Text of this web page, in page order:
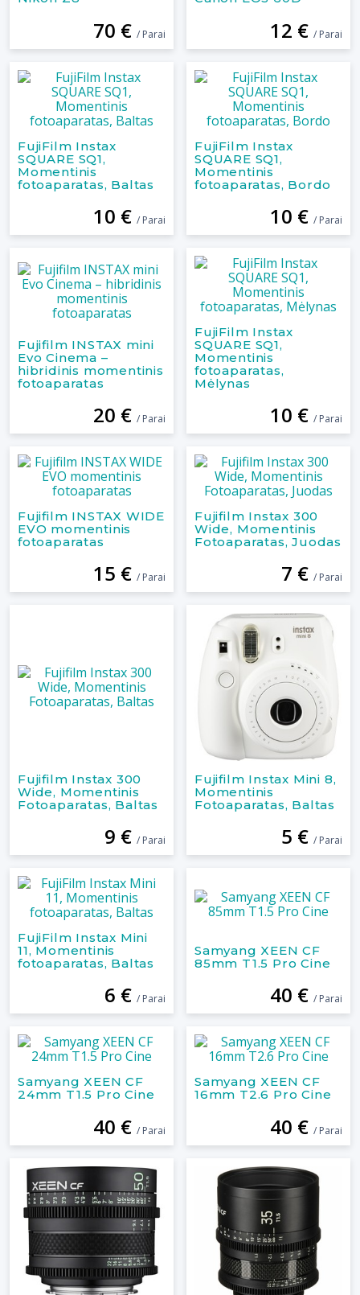
70 € / Parai 12 € / Parai
FujiFilm Instax
SQUARE SQ1,
Momentinis
fotoaparatas, Baltas
10 € / Parai
FujiFilm Instax
SQUARE SQ1,
Momentinis
fotoaparatas, Bordo
10 € / Parai
Fujifilm INSTAX mini
Evo Cinema –
hibridinis momentinis
fotoaparatas
20 € / Parai
FujiFilm Instax
SQUARE SQ1,
Momentinis
fotoaparatas,
Mėlynas
10 € / Parai
Fujifilm INSTAX WIDE
EVO momentinis
fotoaparatas
15 € / Parai
Fujifilm Instax 300
Wide, Momentinis
Fotoaparatas, Juodas
7 € / Parai
Fujifilm Instax 300
Wide, Momentinis
Fotoaparatas, Baltas
9 € / Parai
Fujifilm Instax Mini 8,
Momentinis
Fotoaparatas, Baltas
5 € / Parai
FujiFilm Instax Mini
11, Momentinis
fotoaparatas, Baltas
6 € / Parai
Samyang XEEN CF
85mm T1.5 Pro Cine
40 € / Parai
Samyang XEEN CF
24mm T1.5 Pro Cine
40 € / Parai
Samyang XEEN CF
16mm T2.6 Pro Cine
40 € / Parai